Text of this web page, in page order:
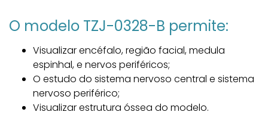
O modelo TZJ-0328-B permite:
Visualizar encéfalo, região facial, medula
espinhal, e nervos periféricos;
O estudo do sistema nervoso central e sistema
nervoso periférico;
Visualizar estrutura óssea do modelo.